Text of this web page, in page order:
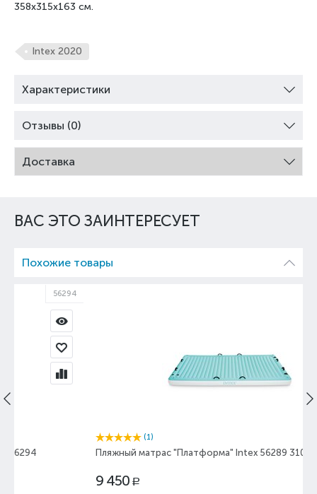
358х315х163 см.
Intex 2020
Характеристики
Отзывы (0)
Доставка
ВАС ЭТО ЗАИНТЕРЕСУЕТ
Похожие товары
Пляжный матрас "Платформа" Intex 56289 310x180х18